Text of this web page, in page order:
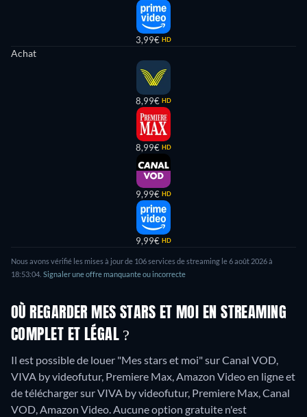
3,99€ HD
Achat
8,99€ HD
8,99€ HD
9,99€ HD
9,99€ HD
Nous avons vérifié les mises à jour de 106 services de streaming le 6 août 2026 à
18:53:04. Signaler une offre manquante ou incorrecte
OÙ REGARDER MES STARS ET MOI EN STREAMING
COMPLET ET LÉGAL ?
Il est possible de louer "Mes stars et moi" sur Canal VOD,
VIVA by videofutur, Premiere Max, Amazon Video en ligne et
de télécharger sur VIVA by videofutur, Premiere Max, Canal
VOD, Amazon Video.Aucune option gratuite n'est